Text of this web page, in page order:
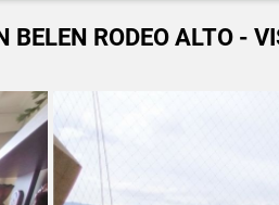
BELEN RODEO ALTO -